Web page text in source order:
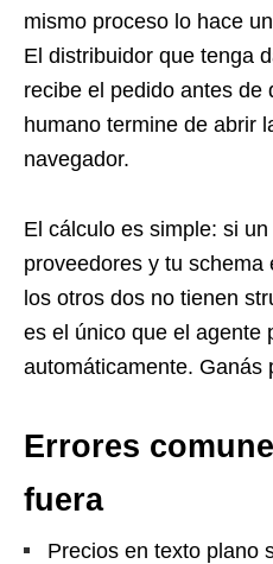
mismo proceso lo hace
El distribuidor que tenga
recibe el pedido antes de
humano termine de abrir
navegador.
El cálculo es simple: si
proveedores y tu
los otros dos no tienen
es el único que el agente
automáticamente. Ganás
Errores
fuera
Precios en texto plano